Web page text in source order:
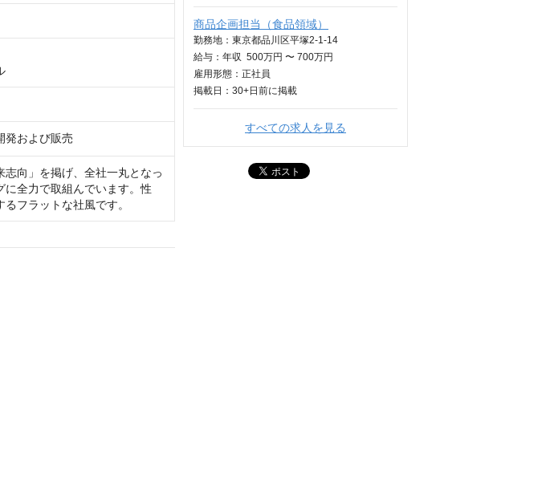
発および販売
志向」を掲げ、全社一丸となっ
に全力で取組んでいます。性
フラットな社風です。
商品企画担当（食品領域）
勤務地：東京都品川区平塚2-1-14
給与： 年収 500万円 〜 700万円
雇用形態：正社員
掲載日： 30+日 前に掲載
すべての求人を見る